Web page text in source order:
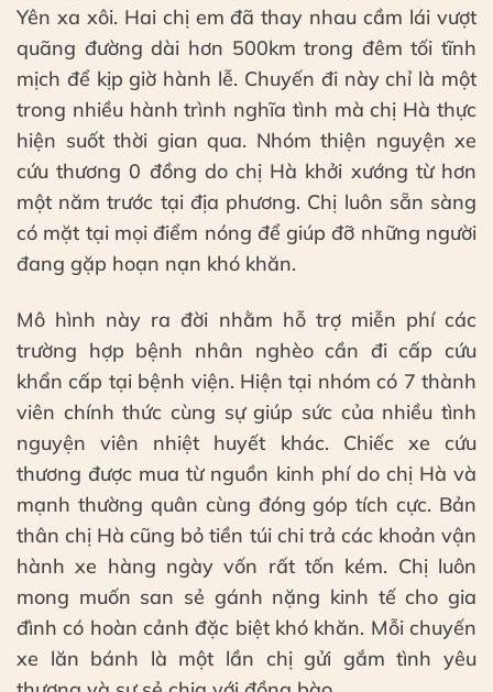
Yên xa xôi. Hai chị em đã thay nhau cầm lái vượt
quãng đường dài hơn 500km trong đêm tối tĩnh
mịch để kịp giờ hành lễ. Chuyến đi này chỉ là một
trong nhiều hành trình nghĩa tình mà chị Hà thực
hiện suốt thời gian qua. Nhóm thiện nguyện xe
cứu thương 0 đồng do chị Hà khởi xướng từ hơn
một năm trước tại địa phương. Chị luôn sẵn sàng
có mặt tại mọi điểm nóng để giúp đỡ những người
đang gặp hoạn nạn khó khăn.
Mô hình này ra đời nhằm hỗ trợ miễn phí các
trường hợp bệnh nhân nghèo cần đi cấp cứu
khẩn cấp tại bệnh viện. Hiện tại nhóm có 7 thành
viên chính thức cùng sự giúp sức của nhiều tình
nguyện viên nhiệt huyết khác. Chiếc xe cứu
thương được mua từ nguồn kinh phí do chị Hà và
mạnh thường quân cùng đóng góp tích cực. Bản
thân chị Hà cũng bỏ tiền túi chi trả các khoản vận
hành xe hàng ngày vốn rất tốn kém. Chị luôn
mong muốn san sẻ gánh nặng kinh tế cho gia
đình có hoàn cảnh đặc biệt khó khăn. Mỗi chuyến
xe lăn bánh là một lần chị gửi gắm tình yêu